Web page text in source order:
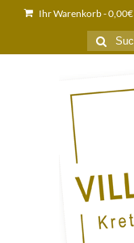
Ihr Warenkorb-0,00€
Suche
nach: